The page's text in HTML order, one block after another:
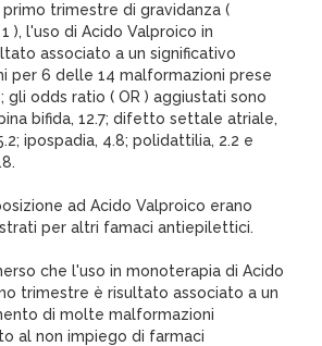
trimestre di gravidanza (
), l'uso di Acido Valproico in
associato a un significativo
per 6 delle 14 malformazioni prese
gli odds ratio ( OR ) aggiustati sono
bifida, 12.7; difetto settale atriale,
ipospadia, 4.8; polidattilia, 2.2 e
ad Acido Valproico erano
per altri famaci antiepilettici.
che l'uso in monoterapia di Acido
trimestre è risultato associato a un
di molte malformazioni
al non impiego di farmaci